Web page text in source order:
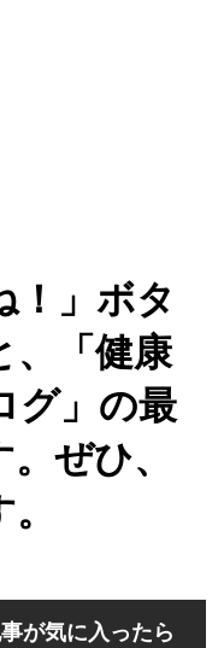
！」ボタ
、「健康
グ」の最
ぜひ、
が気に入ったら